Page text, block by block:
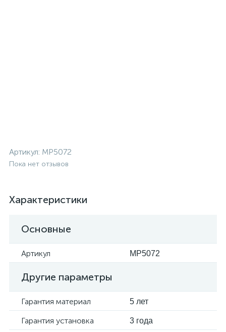
Артикул: MP5072
Пока нет отзывов
Характеристики
Основные
Артикул MP5072
Другие параметры
Гарантия материал 5 лет
Гарантия установка 3 года